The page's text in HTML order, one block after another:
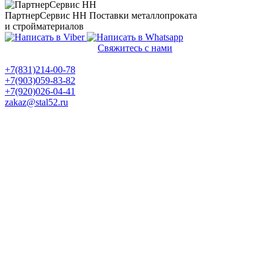
ПартнерСервис НН Поставки металлопроката
и стройматериалов
Свяжитесь с нами
+7(831)214-00-78
+7(903)059-83-82
+7(920)026-04-41
zakaz@stal52.ru